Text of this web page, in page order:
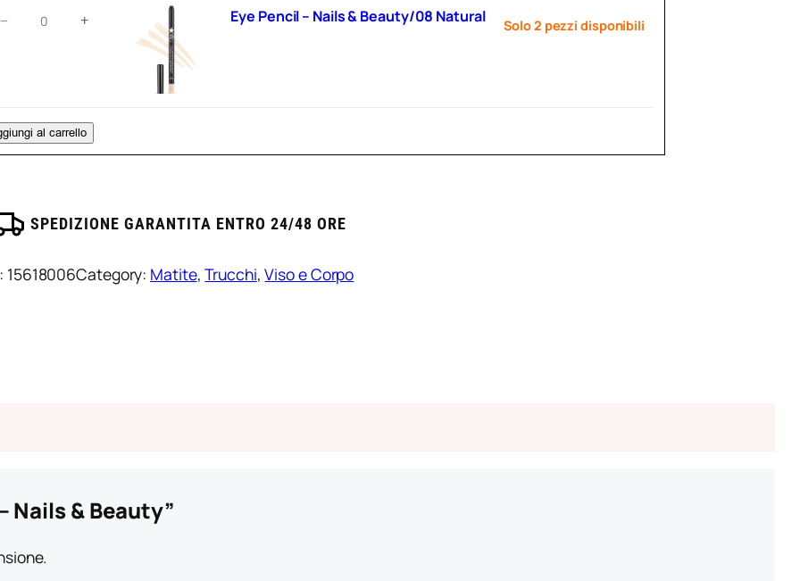
08
− + Eye Pencil – Nails & Beauty/08 Natural Solo 2 pezzi disponibili
al carrello
SPEDIZIONE GARANTITA ENTRO 24/48 ORE
15618006Category: Matite, Trucchi, Viso e Corpo
Nails & Beauty”